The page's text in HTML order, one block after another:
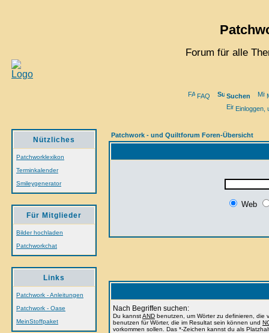
Forum für alle
FAQ Suchen
Einloggen,
Nützliches
Patchworklexikon
Terminkalender
Smileygenerator
Für Mitglieder
Bilder hochladen
Patchworkchat
Links
Patchwork - Anleitungen
Patchwork - Oase
MeinStoffpaket
Patchwork - und Quiltforum Foren-Übersicht
Web
Nach Begriffen suchen:
Du kannstAND benutzen, um Wörter zu definieren, die
benutzen für Wörter, die im Resultat sein können und
vorkommen sollen. Das *-Zeichen kannst du als